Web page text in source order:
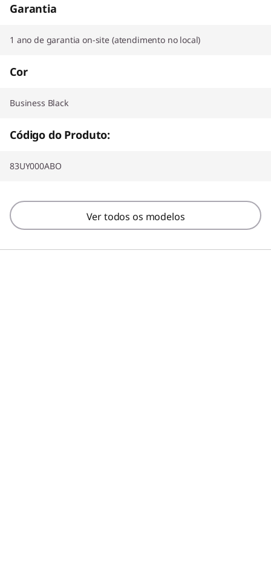
Garantia
1 ano de garantia on-site (atendimento no local)
Cor
Business Black
Código do Produto:
83UY000ABO
Ver todos os modelos